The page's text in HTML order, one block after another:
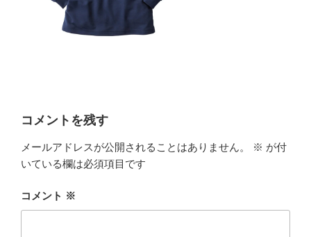
コメントを残す
メールアドレスが公開されることはありません。 ※ が付
いている欄は必須項目です
コメント ※